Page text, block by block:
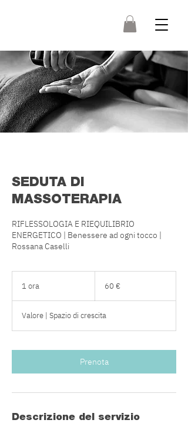
SEDUTA DI
MASSOTERAPIA
RIFLESSOLOGIA E RIEQUILIBRIO
ENERGETICO | Benessere ad ogni tocco |
Rossana Caselli
1 ora 60 €
Valore | Spazio di crescita
Prenota
Descrizione del servizio